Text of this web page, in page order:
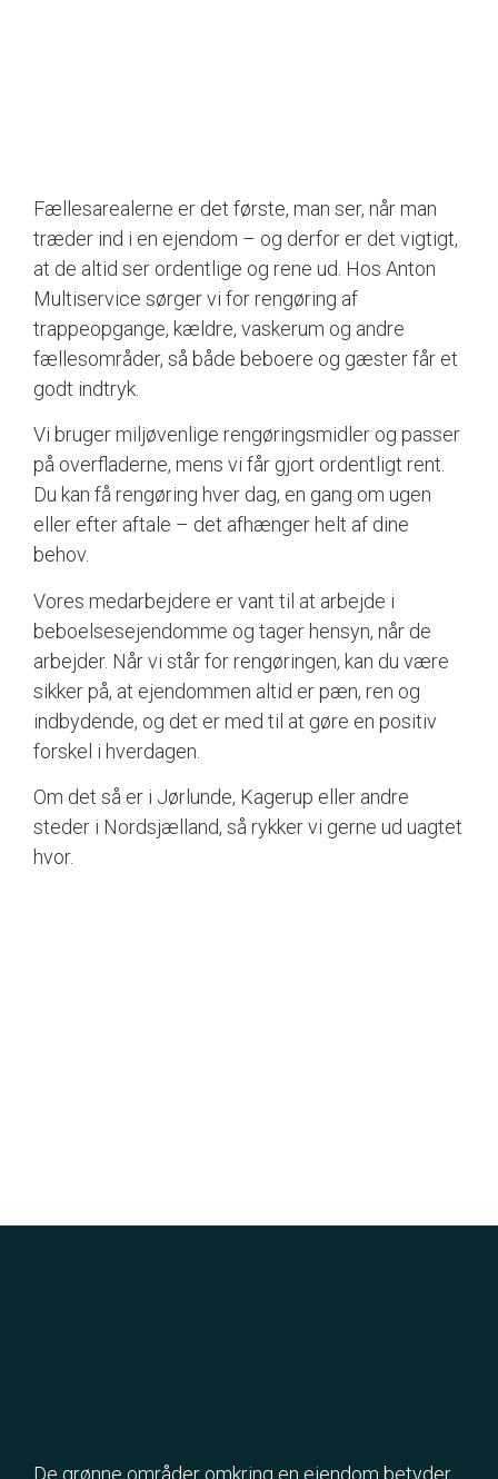
Fællesarealerne er det første, man ser, når man
træder ind i en ejendom – og derfor er det vigtigt,
at de altid ser ordentlige og rene ud. Hos Anton
Multiservice sørger vi for rengøring af
trappeopgange, kældre, vaskerum og andre
fællesområder, så både beboere og gæster får et
godt indtryk.
Vi bruger miljøvenlige rengøringsmidler og passer
på overfladerne, mens vi får gjort ordentligt rent.
Du kan få rengøring hver dag, en gang om ugen
eller efter aftale – det afhænger helt af dine
behov.
Vores medarbejdere er vant til at arbejde i
beboelsesejendomme og tager hensyn, når de
arbejder. Når vi står for rengøringen, kan du være
sikker på, at ejendommen altid er pæn, ren og
indbydende, og det er med til at gøre en positiv
forskel i hverdagen.
Om det så er i Jørlunde, Kagerup eller andre
steder i Nordsjælland, så rykker vi gerne ud uagtet
hvor.
De grønne områder omkring en ejendom betyder